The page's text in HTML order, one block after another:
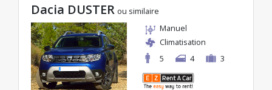
sélectionnée, avec des tarifs avantageux
débutant à seulement 30€/jour.
Dacia DUSTER ou similaire
Manuel
Climatisation
5
4 3